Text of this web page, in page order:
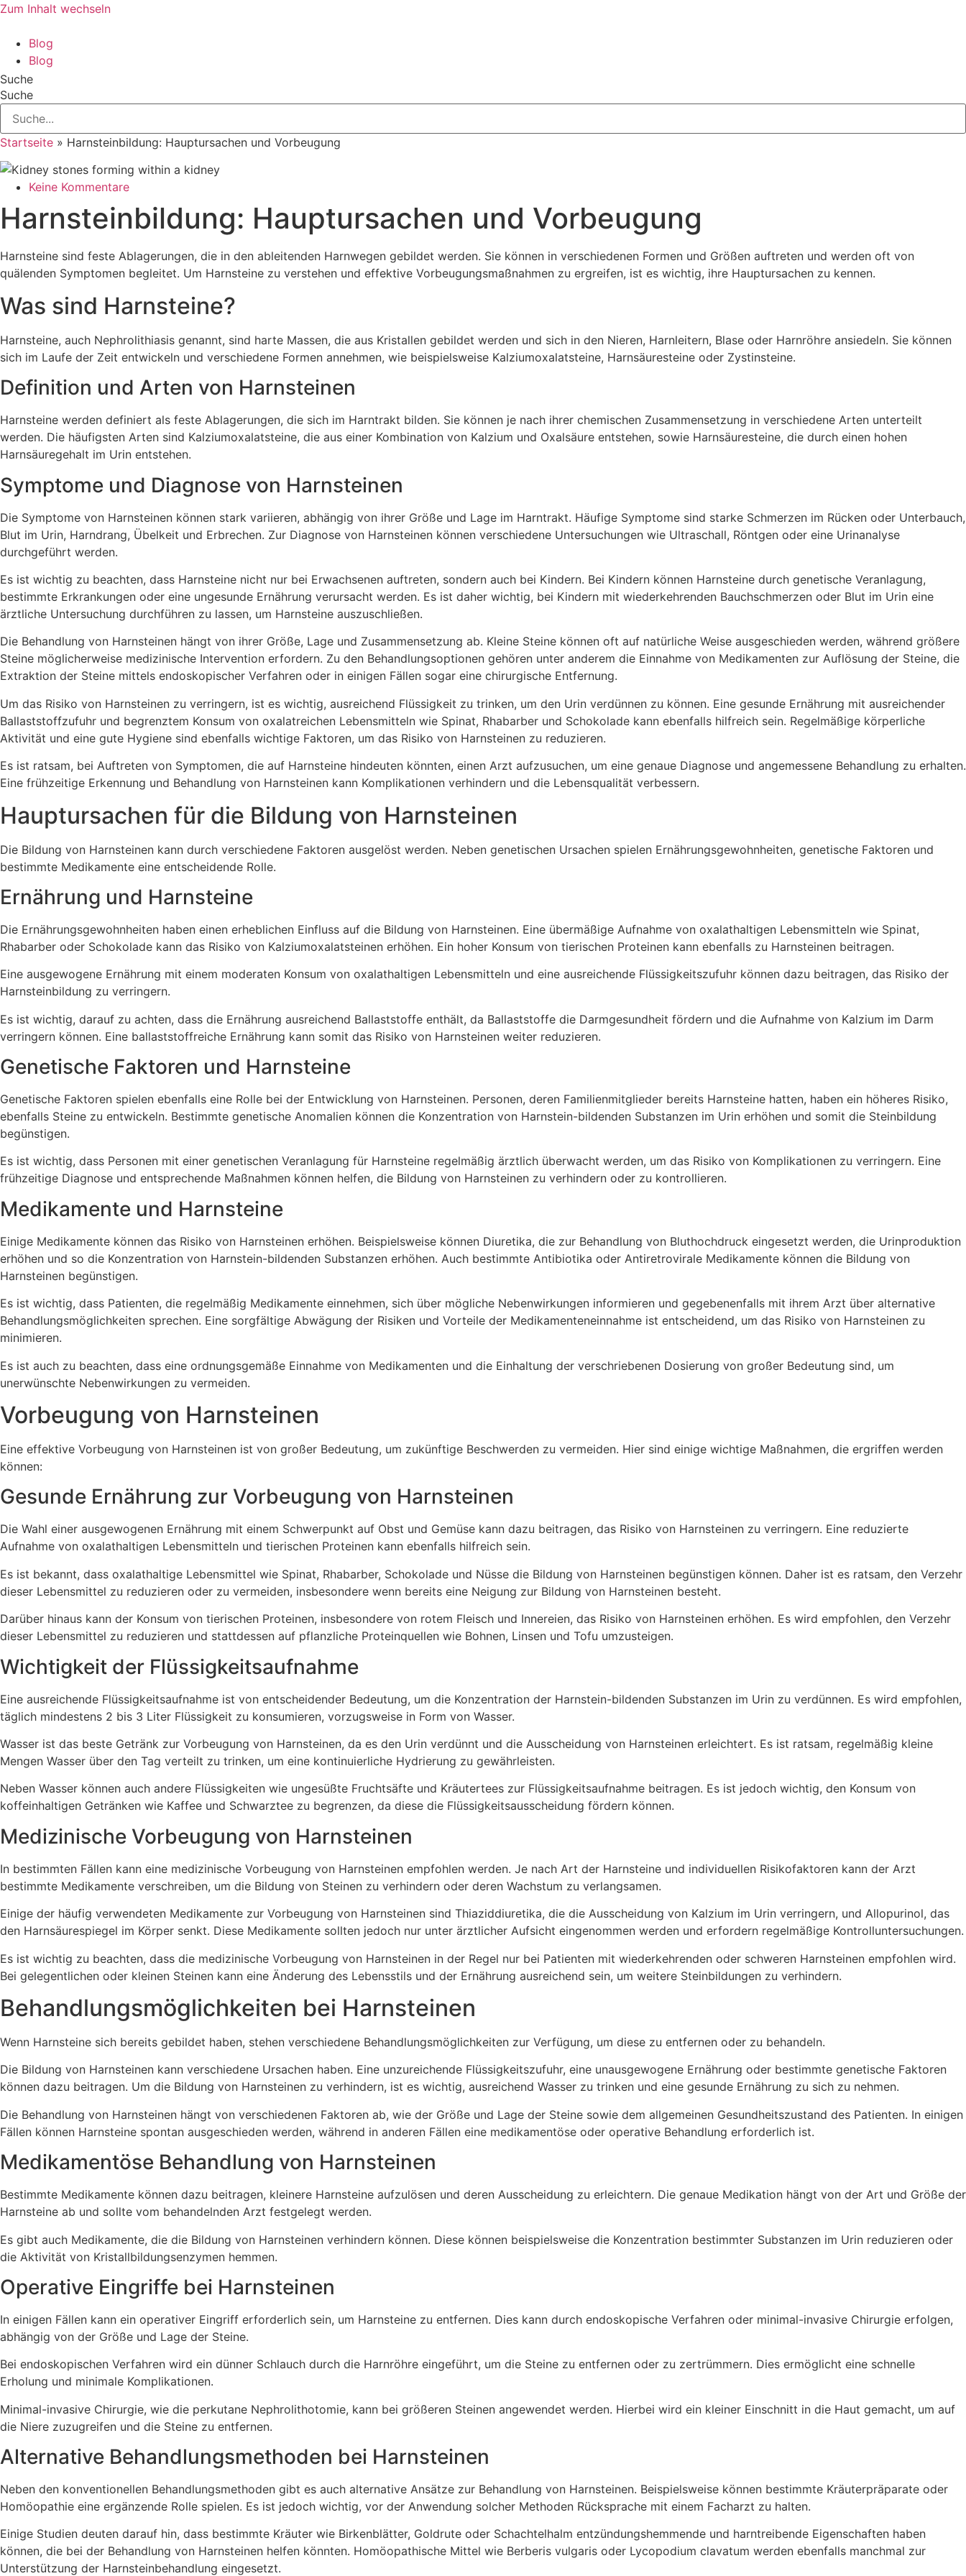
Zum Inhalt wechseln
Blog
Blog
Suche
Suche
Startseite » Harnsteinbildung: Hauptursachen und Vorbeugung
Keine Kommentare
Harnsteinbildung: Hauptursachen und Vorbeugung
Harnsteine sind feste Ablagerungen, die in den ableitenden Harnwegen gebildet werden. Sie können in verschiedenen Formen und Größen auftreten und werden oft von
quälenden Symptomen begleitet. Um Harnsteine zu verstehen und effektive Vorbeugungsmaßnahmen zu ergreifen, ist es wichtig, ihre Hauptursachen zu kennen.
Was sind Harnsteine?
Harnsteine, auch Nephrolithiasis genannt, sind harte Massen, die aus Kristallen gebildet werden und sich in den Nieren, Harnleitern, Blase oder Harnröhre ansiedeln. Sie können
sich im Laufe der Zeit entwickeln und verschiedene Formen annehmen, wie beispielsweise Kalziumoxalatsteine, Harnsäuresteine oder Zystinsteine.
Definition und Arten von Harnsteinen
Harnsteine werden definiert als feste Ablagerungen, die sich im Harntrakt bilden. Sie können je nach ihrer chemischen Zusammensetzung in verschiedene Arten unterteilt
werden. Die häufigsten Arten sind Kalziumoxalatsteine, die aus einer Kombination von Kalzium und Oxalsäure entstehen, sowie Harnsäuresteine, die durch einen hohen
Harnsäuregehalt im Urin entstehen.
Symptome und Diagnose von Harnsteinen
Die Symptome von Harnsteinen können stark variieren, abhängig von ihrer Größe und Lage im Harntrakt. Häufige Symptome sind starke Schmerzen im Rücken oder Unterbauch,
Blut im Urin, Harndrang, Übelkeit und Erbrechen. Zur Diagnose von Harnsteinen können verschiedene Untersuchungen wie Ultraschall, Röntgen oder eine Urinanalyse
durchgeführt werden.
Es ist wichtig zu beachten, dass Harnsteine nicht nur bei Erwachsenen auftreten, sondern auch bei Kindern. Bei Kindern können Harnsteine durch genetische Veranlagung,
bestimmte Erkrankungen oder eine ungesunde Ernährung verursacht werden. Es ist daher wichtig, bei Kindern mit wiederkehrenden Bauchschmerzen oder Blut im Urin eine
ärztliche Untersuchung durchführen zu lassen, um Harnsteine auszuschließen.
Die Behandlung von Harnsteinen hängt von ihrer Größe, Lage und Zusammensetzung ab. Kleine Steine können oft auf natürliche Weise ausgeschieden werden, während größere
Steine möglicherweise medizinische Intervention erfordern. Zu den Behandlungsoptionen gehören unter anderem die Einnahme von Medikamenten zur Auflösung der Steine, die
Extraktion der Steine mittels endoskopischer Verfahren oder in einigen Fällen sogar eine chirurgische Entfernung.
Um das Risiko von Harnsteinen zu verringern, ist es wichtig, ausreichend Flüssigkeit zu trinken, um den Urin verdünnen zu können. Eine gesunde Ernährung mit ausreichender
Ballaststoffzufuhr und begrenztem Konsum von oxalatreichen Lebensmitteln wie Spinat, Rhabarber und Schokolade kann ebenfalls hilfreich sein. Regelmäßige körperliche
Aktivität und eine gute Hygiene sind ebenfalls wichtige Faktoren, um das Risiko von Harnsteinen zu reduzieren.
Es ist ratsam, bei Auftreten von Symptomen, die auf Harnsteine hindeuten könnten, einen Arzt aufzusuchen, um eine genaue Diagnose und angemessene Behandlung zu erhalten.
Eine frühzeitige Erkennung und Behandlung von Harnsteinen kann Komplikationen verhindern und die Lebensqualität verbessern.
Hauptursachen für die Bildung von Harnsteinen
Die Bildung von Harnsteinen kann durch verschiedene Faktoren ausgelöst werden. Neben genetischen Ursachen spielen Ernährungsgewohnheiten, genetische Faktoren und
bestimmte Medikamente eine entscheidende Rolle.
Ernährung und Harnsteine
Die Ernährungsgewohnheiten haben einen erheblichen Einfluss auf die Bildung von Harnsteinen. Eine übermäßige Aufnahme von oxalathaltigen Lebensmitteln wie Spinat,
Rhabarber oder Schokolade kann das Risiko von Kalziumoxalatsteinen erhöhen. Ein hoher Konsum von tierischen Proteinen kann ebenfalls zu Harnsteinen beitragen.
Eine ausgewogene Ernährung mit einem moderaten Konsum von oxalathaltigen Lebensmitteln und eine ausreichende Flüssigkeitszufuhr können dazu beitragen, das Risiko der
Harnsteinbildung zu verringern.
Es ist wichtig, darauf zu achten, dass die Ernährung ausreichend Ballaststoffe enthält, da Ballaststoffe die Darmgesundheit fördern und die Aufnahme von Kalzium im Darm
verringern können. Eine ballaststoffreiche Ernährung kann somit das Risiko von Harnsteinen weiter reduzieren.
Genetische Faktoren und Harnsteine
Genetische Faktoren spielen ebenfalls eine Rolle bei der Entwicklung von Harnsteinen. Personen, deren Familienmitglieder bereits Harnsteine hatten, haben ein höheres Risiko,
ebenfalls Steine zu entwickeln. Bestimmte genetische Anomalien können die Konzentration von Harnstein-bildenden Substanzen im Urin erhöhen und somit die Steinbildung
begünstigen.
Es ist wichtig, dass Personen mit einer genetischen Veranlagung für Harnsteine regelmäßig ärztlich überwacht werden, um das Risiko von Komplikationen zu verringern. Eine
frühzeitige Diagnose und entsprechende Maßnahmen können helfen, die Bildung von Harnsteinen zu verhindern oder zu kontrollieren.
Medikamente und Harnsteine
Einige Medikamente können das Risiko von Harnsteinen erhöhen. Beispielsweise können Diuretika, die zur Behandlung von Bluthochdruck eingesetzt werden, die Urinproduktion
erhöhen und so die Konzentration von Harnstein-bildenden Substanzen erhöhen. Auch bestimmte Antibiotika oder Antiretrovirale Medikamente können die Bildung von
Harnsteinen begünstigen.
Es ist wichtig, dass Patienten, die regelmäßig Medikamente einnehmen, sich über mögliche Nebenwirkungen informieren und gegebenenfalls mit ihrem Arzt über alternative
Behandlungsmöglichkeiten sprechen. Eine sorgfältige Abwägung der Risiken und Vorteile der Medikamenteneinnahme ist entscheidend, um das Risiko von Harnsteinen zu
minimieren.
Es ist auch zu beachten, dass eine ordnungsgemäße Einnahme von Medikamenten und die Einhaltung der verschriebenen Dosierung von großer Bedeutung sind, um
unerwünschte Nebenwirkungen zu vermeiden.
Vorbeugung von Harnsteinen
Eine effektive Vorbeugung von Harnsteinen ist von großer Bedeutung, um zukünftige Beschwerden zu vermeiden. Hier sind einige wichtige Maßnahmen, die ergriffen werden
können:
Gesunde Ernährung zur Vorbeugung von Harnsteinen
Die Wahl einer ausgewogenen Ernährung mit einem Schwerpunkt auf Obst und Gemüse kann dazu beitragen, das Risiko von Harnsteinen zu verringern. Eine reduzierte
Aufnahme von oxalathaltigen Lebensmitteln und tierischen Proteinen kann ebenfalls hilfreich sein.
Es ist bekannt, dass oxalathaltige Lebensmittel wie Spinat, Rhabarber, Schokolade und Nüsse die Bildung von Harnsteinen begünstigen können. Daher ist es ratsam, den Verzehr
dieser Lebensmittel zu reduzieren oder zu vermeiden, insbesondere wenn bereits eine Neigung zur Bildung von Harnsteinen besteht.
Darüber hinaus kann der Konsum von tierischen Proteinen, insbesondere von rotem Fleisch und Innereien, das Risiko von Harnsteinen erhöhen. Es wird empfohlen, den Verzehr
dieser Lebensmittel zu reduzieren und stattdessen auf pflanzliche Proteinquellen wie Bohnen, Linsen und Tofu umzusteigen.
Wichtigkeit der Flüssigkeitsaufnahme
Eine ausreichende Flüssigkeitsaufnahme ist von entscheidender Bedeutung, um die Konzentration der Harnstein-bildenden Substanzen im Urin zu verdünnen. Es wird empfohlen,
täglich mindestens 2 bis 3 Liter Flüssigkeit zu konsumieren, vorzugsweise in Form von Wasser.
Wasser ist das beste Getränk zur Vorbeugung von Harnsteinen, da es den Urin verdünnt und die Ausscheidung von Harnsteinen erleichtert. Es ist ratsam, regelmäßig kleine
Mengen Wasser über den Tag verteilt zu trinken, um eine kontinuierliche Hydrierung zu gewährleisten.
Neben Wasser können auch andere Flüssigkeiten wie ungesüßte Fruchtsäfte und Kräutertees zur Flüssigkeitsaufnahme beitragen. Es ist jedoch wichtig, den Konsum von
koffeinhaltigen Getränken wie Kaffee und Schwarztee zu begrenzen, da diese die Flüssigkeitsausscheidung fördern können.
Medizinische Vorbeugung von Harnsteinen
In bestimmten Fällen kann eine medizinische Vorbeugung von Harnsteinen empfohlen werden. Je nach Art der Harnsteine und individuellen Risikofaktoren kann der Arzt
bestimmte Medikamente verschreiben, um die Bildung von Steinen zu verhindern oder deren Wachstum zu verlangsamen.
Einige der häufig verwendeten Medikamente zur Vorbeugung von Harnsteinen sind Thiaziddiuretika, die die Ausscheidung von Kalzium im Urin verringern, und Allopurinol, das
den Harnsäurespiegel im Körper senkt. Diese Medikamente sollten jedoch nur unter ärztlicher Aufsicht eingenommen werden und erfordern regelmäßige Kontrolluntersuchungen.
Es ist wichtig zu beachten, dass die medizinische Vorbeugung von Harnsteinen in der Regel nur bei Patienten mit wiederkehrenden oder schweren Harnsteinen empfohlen wird.
Bei gelegentlichen oder kleinen Steinen kann eine Änderung des Lebensstils und der Ernährung ausreichend sein, um weitere Steinbildungen zu verhindern.
Behandlungsmöglichkeiten bei Harnsteinen
Wenn Harnsteine sich bereits gebildet haben, stehen verschiedene Behandlungsmöglichkeiten zur Verfügung, um diese zu entfernen oder zu behandeln.
Die Bildung von Harnsteinen kann verschiedene Ursachen haben. Eine unzureichende Flüssigkeitszufuhr, eine unausgewogene Ernährung oder bestimmte genetische Faktoren
können dazu beitragen. Um die Bildung von Harnsteinen zu verhindern, ist es wichtig, ausreichend Wasser zu trinken und eine gesunde Ernährung zu sich zu nehmen.
Die Behandlung von Harnsteinen hängt von verschiedenen Faktoren ab, wie der Größe und Lage der Steine sowie dem allgemeinen Gesundheitszustand des Patienten. In einigen
Fällen können Harnsteine spontan ausgeschieden werden, während in anderen Fällen eine medikamentöse oder operative Behandlung erforderlich ist.
Medikamentöse Behandlung von Harnsteinen
Bestimmte Medikamente können dazu beitragen, kleinere Harnsteine aufzulösen und deren Ausscheidung zu erleichtern. Die genaue Medikation hängt von der Art und Größe der
Harnsteine ab und sollte vom behandelnden Arzt festgelegt werden.
Es gibt auch Medikamente, die die Bildung von Harnsteinen verhindern können. Diese können beispielsweise die Konzentration bestimmter Substanzen im Urin reduzieren oder
die Aktivität von Kristallbildungsenzymen hemmen.
Operative Eingriffe bei Harnsteinen
In einigen Fällen kann ein operativer Eingriff erforderlich sein, um Harnsteine zu entfernen. Dies kann durch endoskopische Verfahren oder minimal-invasive Chirurgie erfolgen,
abhängig von der Größe und Lage der Steine.
Bei endoskopischen Verfahren wird ein dünner Schlauch durch die Harnröhre eingeführt, um die Steine zu entfernen oder zu zertrümmern. Dies ermöglicht eine schnelle
Erholung und minimale Komplikationen.
Minimal-invasive Chirurgie, wie die perkutane Nephrolithotomie, kann bei größeren Steinen angewendet werden. Hierbei wird ein kleiner Einschnitt in die Haut gemacht, um auf
die Niere zuzugreifen und die Steine zu entfernen.
Alternative Behandlungsmethoden bei Harnsteinen
Neben den konventionellen Behandlungsmethoden gibt es auch alternative Ansätze zur Behandlung von Harnsteinen. Beispielsweise können bestimmte Kräuterpräparate oder
Homöopathie eine ergänzende Rolle spielen. Es ist jedoch wichtig, vor der Anwendung solcher Methoden Rücksprache mit einem Facharzt zu halten.
Einige Studien deuten darauf hin, dass bestimmte Kräuter wie Birkenblätter, Goldrute oder Schachtelhalm entzündungshemmende und harntreibende Eigenschaften haben
können, die bei der Behandlung von Harnsteinen helfen könnten. Homöopathische Mittel wie Berberis vulgaris oder Lycopodium clavatum werden ebenfalls manchmal zur
Unterstützung der Harnsteinbehandlung eingesetzt.